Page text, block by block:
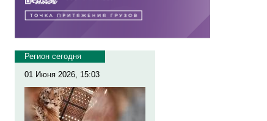
Регион сегодня
01 Июня 2026, 15:03